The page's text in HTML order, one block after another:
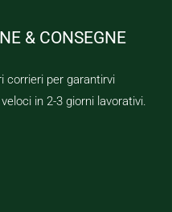
& CONSEGNE
corrieri per garantirvi
in 2-3 giorni lavorativi.